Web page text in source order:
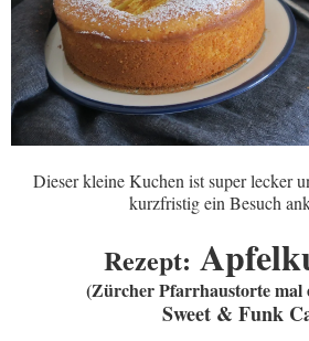
Dieser kleine Kuchen ist super lecker
kurzfristig ein Besuch
Rezept:
(Zürcher Pfarrhaustorte mal
Sweet & Funk